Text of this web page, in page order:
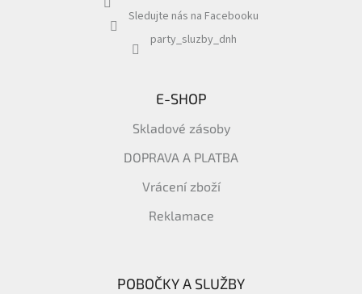
Sledujte nás na Facebooku
party_sluzby_dnh
E-SHOP
Skladové zásoby
DOPRAVA A PLATBA
Vrácení zboží
Reklamace
POBOČKY A SLUŽBY